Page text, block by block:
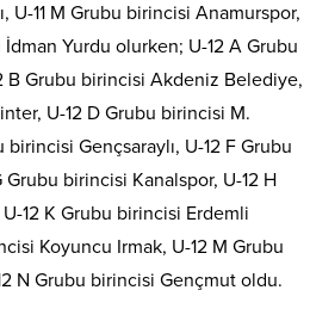
U-11 M Grubu birincisi Anamurspor,
İdman Yurdu olurken; U-12 A Grubu
B Grubu birincisi Akdeniz Belediye,
U-12 D Grubu birincisi M.
Gençsaraylı, U-12 F Grubu
Grubu birincisi Kanalspor, U-12 H
12 K Grubu birincisi Erdemli
Koyuncu Irmak, U-12 M Grubu
N Grubu birincisi Gençmut oldu.